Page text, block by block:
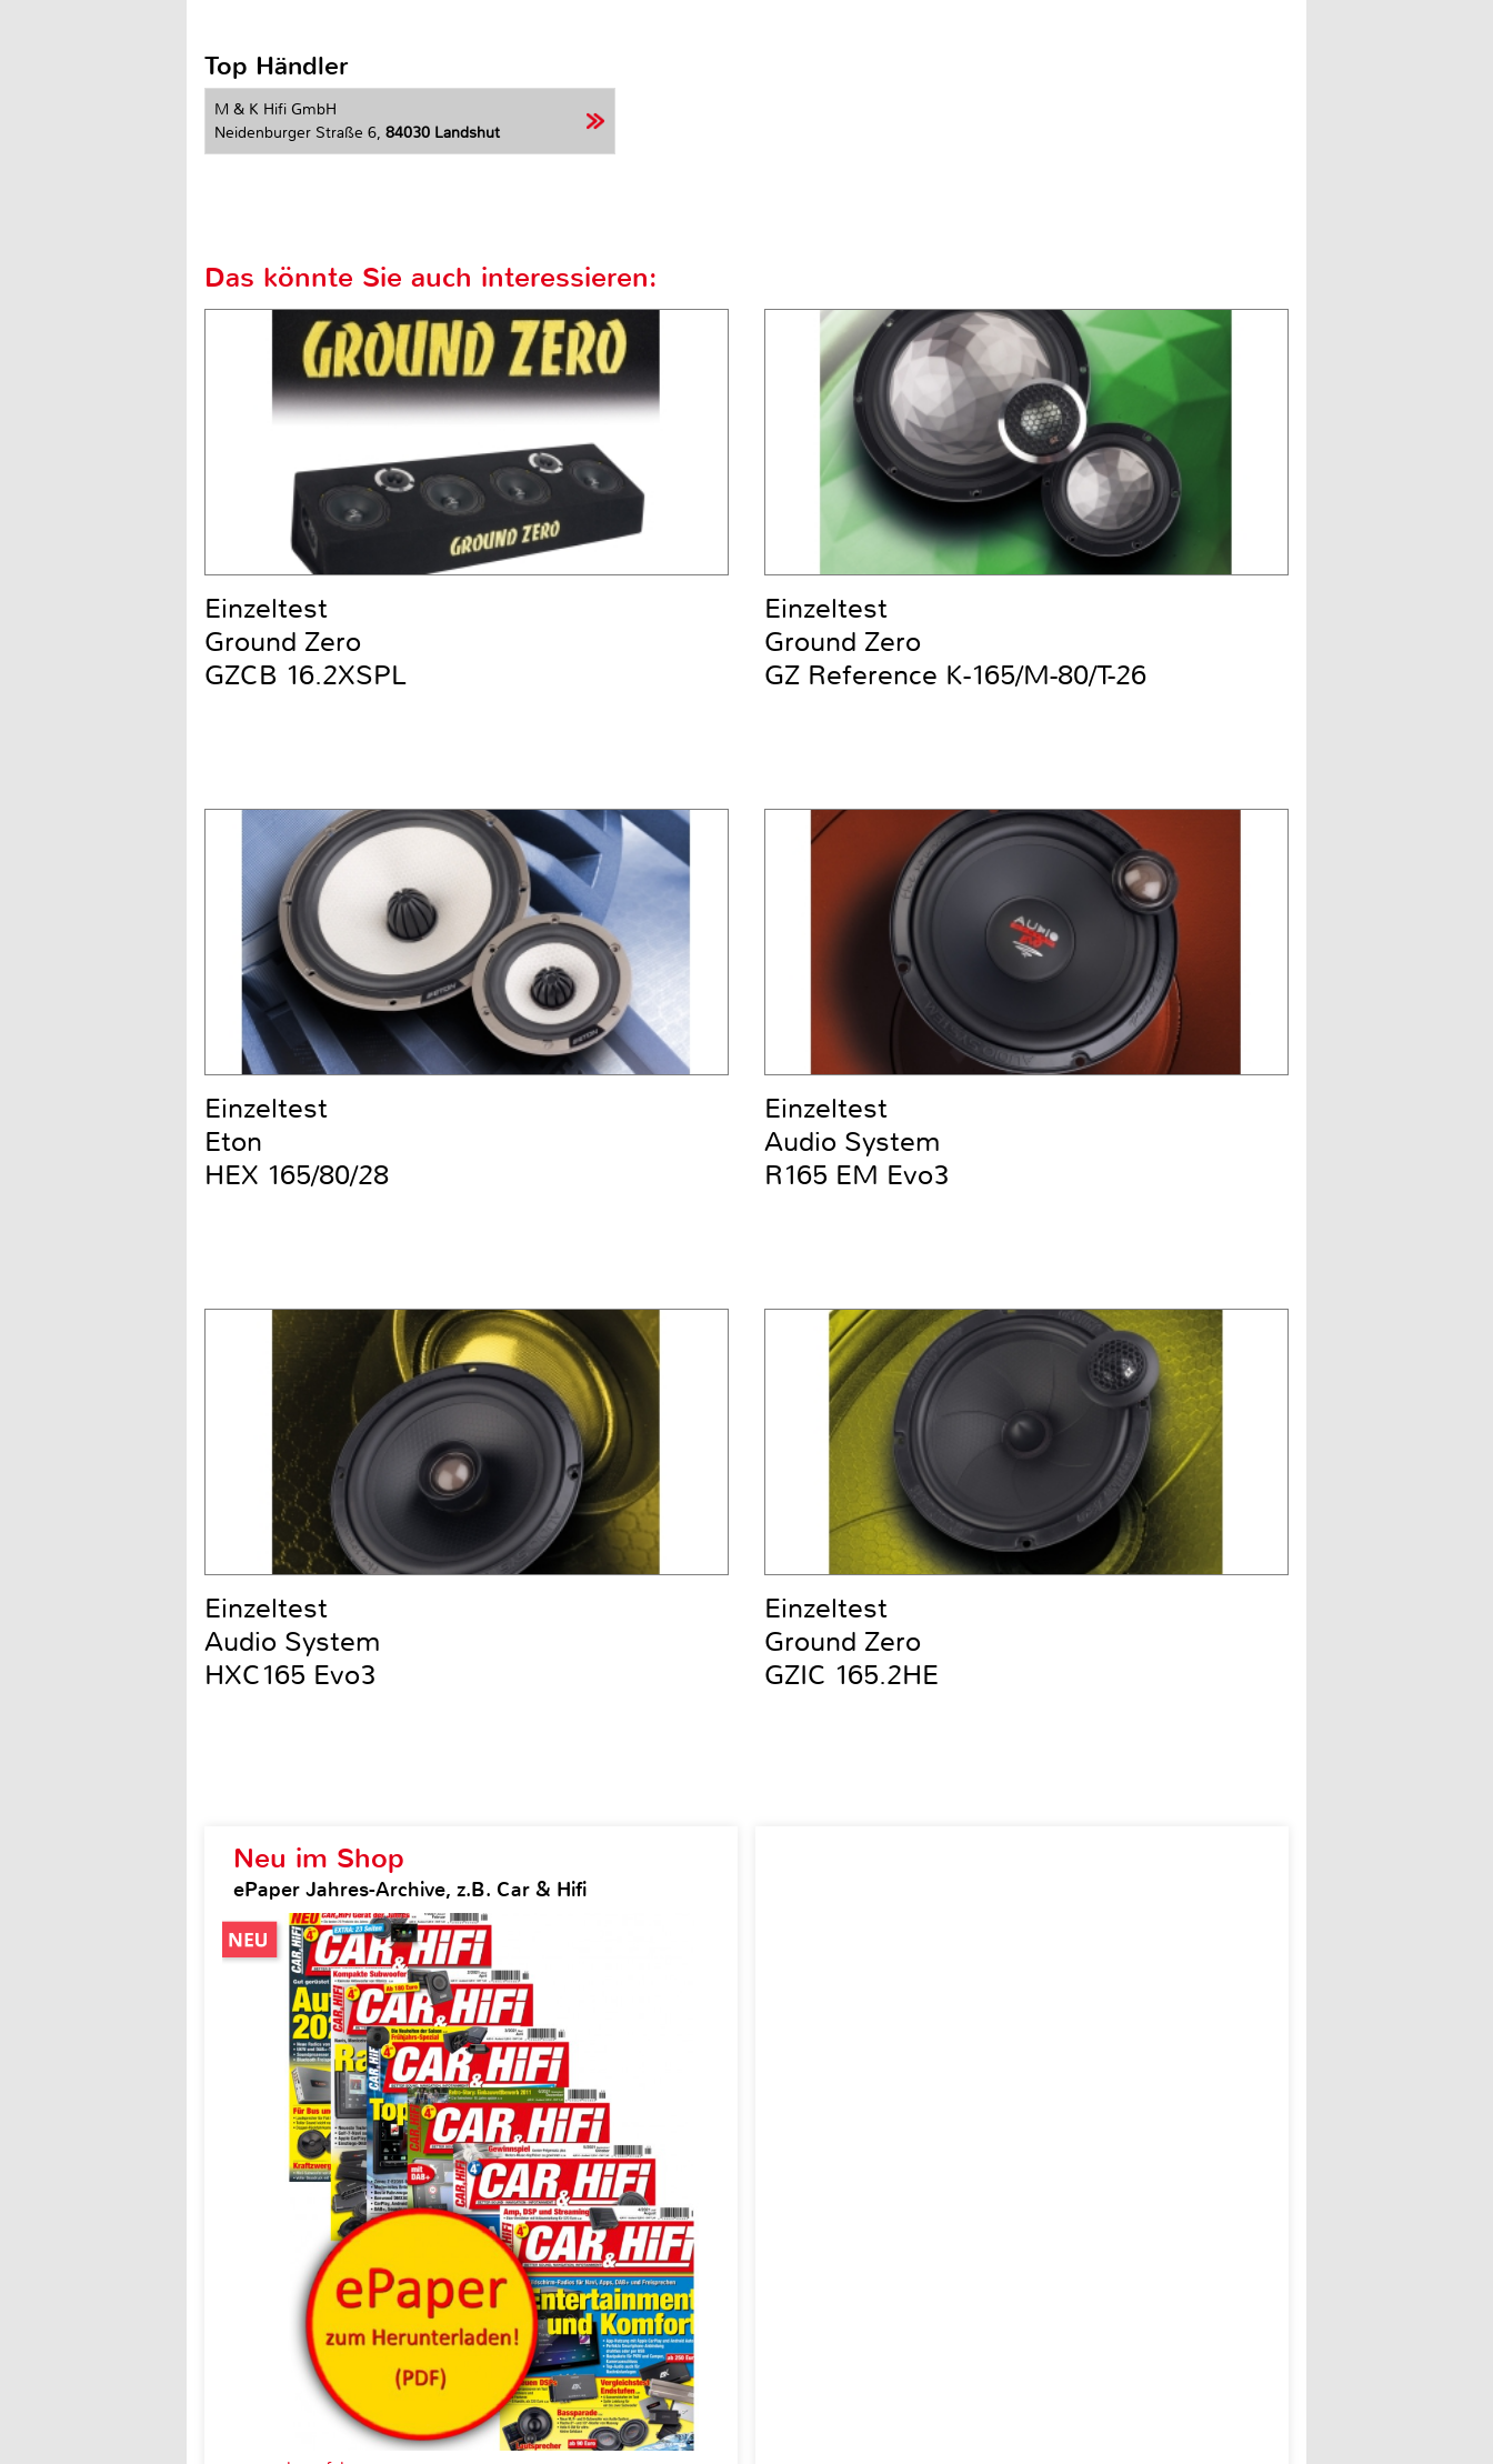
Top Händler
M & K Hifi GmbH
Neidenburger Straße 6, 84030 Landshut
Neu im Shop
ePaper Jahres-Archive, z.B. Car & Hifi
Das könnte Sie auch interessieren:
Einzeltest
Ground Zero
GZCB 16.2XSPL
Einzeltest
Ground Zero
GZ Reference K-165/M-80/T-26
Einzeltest
Eton
HEX 165/80/28
Einzeltest
Audio System
R165 EM Evo3
Einzeltest
Audio System
HXC165 Evo3
Einzeltest
Ground Zero
GZIC 165.2HE